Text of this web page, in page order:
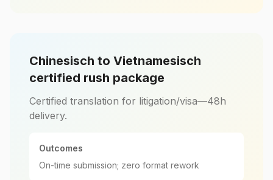
Chinesisch to Vietnamesisch
certified rush package
Certified translation for litigation/visa—48h
delivery.
Outcomes
On-time submission; zero format rework